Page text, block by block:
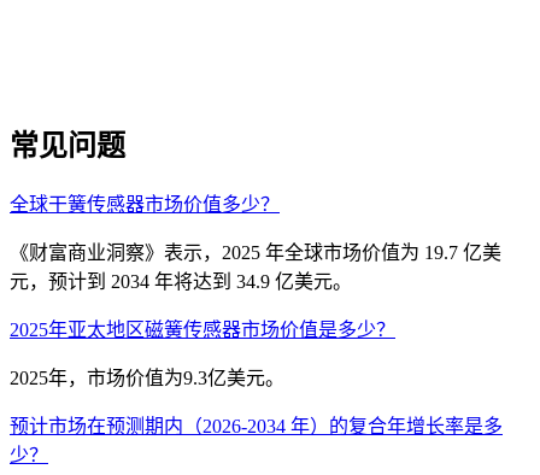
常见问题
全球干簧传感器市场价值多少？
《财富商业洞察》表示，2025 年全球市场价值为 19.7 亿美
元，预计到 2034 年将达到 34.9 亿美元。
2025年亚太地区磁簧传感器市场价值是多少？
2025年，市场价值为9.3亿美元。
预计市场在预测期内（2026-2034 年）的复合年增长率是多
少？